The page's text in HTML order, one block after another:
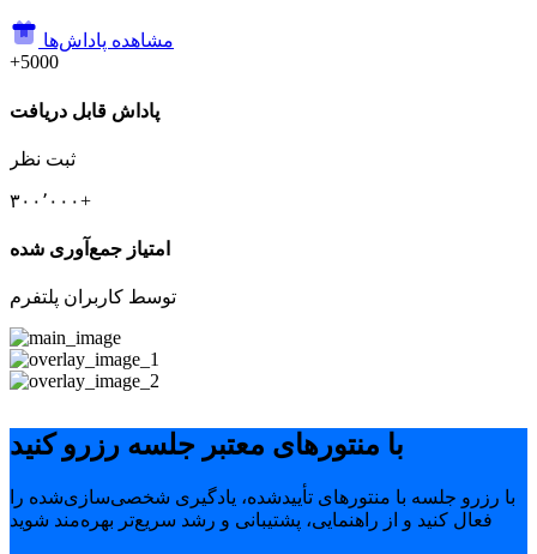
مشاهده پاداش‌ها
+5000
پاداش قابل دریافت
ثبت نظر
۳۰۰٬۰۰۰+
امتیاز جمع‌آوری شده
توسط کاربران پلتفرم
با منتورهای معتبر جلسه رزرو کنید
با رزرو جلسه با منتورهای تأییدشده، یادگیری شخصی‌سازی‌شده را
فعال کنید و از راهنمایی، پشتیبانی و رشد سریع‌تر بهره‌مند شوید